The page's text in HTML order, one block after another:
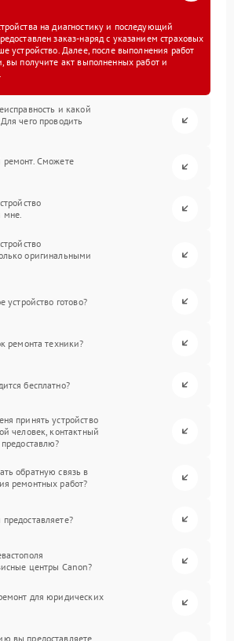
на диагностику и последующий
заказ-наряд с указанием страховых
устройство. Далее, после выполнения работ
вы получите акт выполненных работ и
и какой
чего проводить
Сможете
мне.
оригинальными
устройство готово?
ремонта техники?
бесплатно?
принять устройство
человек, контактный
обратную связь в
ремонтных работ?
центры Canon?
для юридических
вы предоставляете